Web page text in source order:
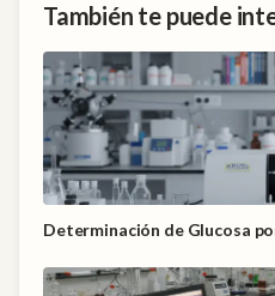
También te puede
Determinación de Glucosa